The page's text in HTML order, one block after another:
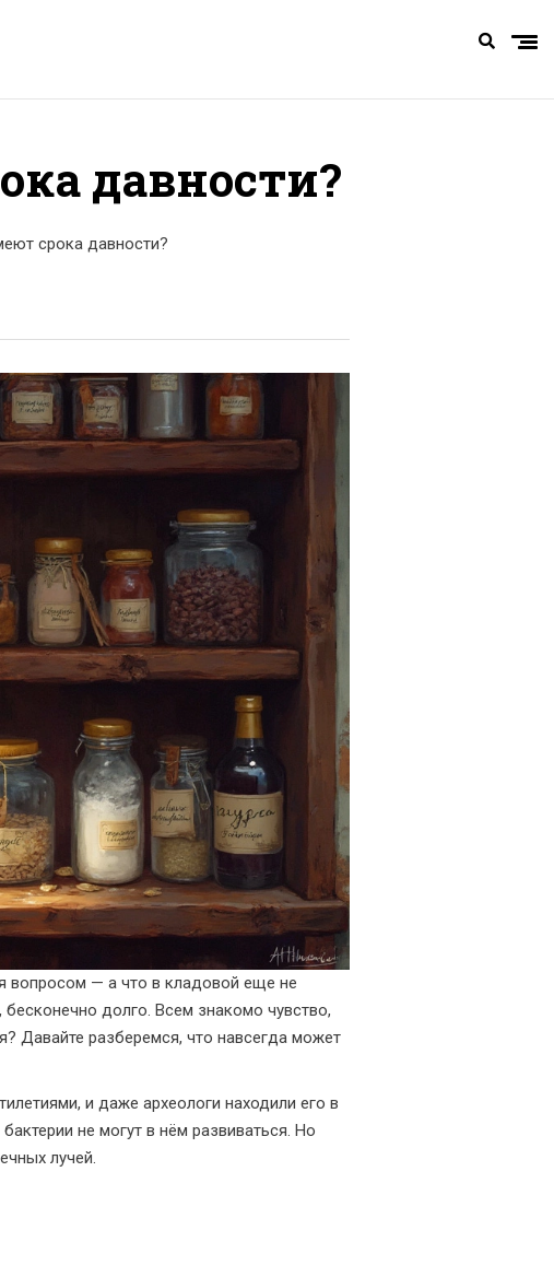
давности?
срока давности?
вопросом — а что в кладовой еще не
долго. Всем знакомо чувство,
Давайте разберемся, что навсегда может
и даже археологи находили его в
не могут в нём развиваться. Но
лучей.